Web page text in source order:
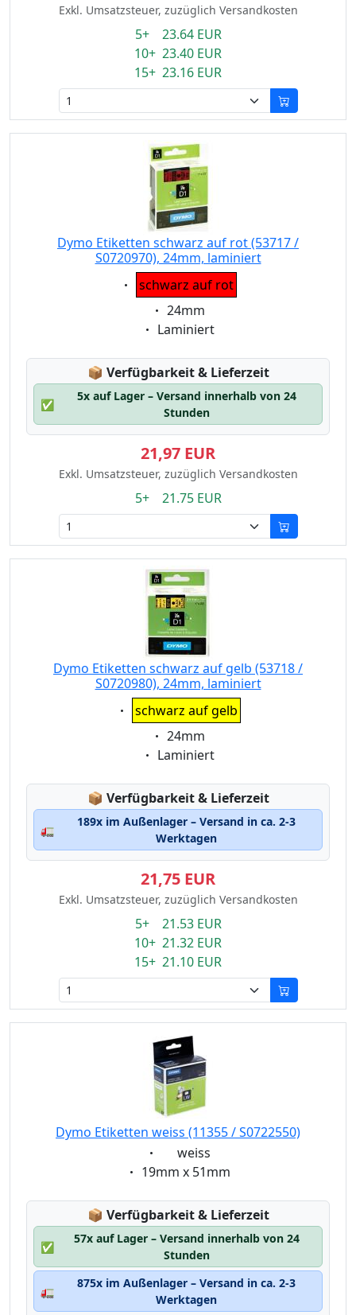
Exkl. Umsatzsteuer, zuzüglich Versandkosten
5+ 23.64 EUR
10+ 23.40 EUR
15+ 23.16 EUR
Dymo Etiketten schwarz auf rot (53717 /
S0720970), 24mm, laminiert
Eigenschaft:
schwarz auf rot
Eigenschaft:
24mm
Eigenschaft:
Laminiert
📦 Lagerstatus:
Verfügbarkeit & Lieferzeit
✅
5x auf Lager – Versand innerhalb von 24
Stunden
21,97 EUR
Exkl. Umsatzsteuer, zuzüglich Versandkosten
5+ 21.75 EUR
Dymo Etiketten schwarz auf gelb (53718 /
S0720980), 24mm, laminiert
Eigenschaft:
schwarz auf gelb
Eigenschaft:
24mm
Eigenschaft:
Laminiert
📦 Lagerstatus:
Verfügbarkeit & Lieferzeit
🚛
189x im Außenlager – Versand in ca. 2-3
Werktagen
21,75 EUR
Exkl. Umsatzsteuer, zuzüglich Versandkosten
5+ 21.53 EUR
10+ 21.32 EUR
15+ 21.10 EUR
Dymo Etiketten weiss (11355 / S0722550)
Eigenschaft:
weiss
Eigenschaft:
19mm x 51mm
📦 Lagerstatus:
Verfügbarkeit & Lieferzeit
✅
57x auf Lager – Versand innerhalb von 24
Stunden
🚛
875x im Außenlager – Versand in ca. 2-3
Werktagen